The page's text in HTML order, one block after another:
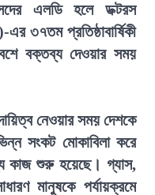
এলডি হলে ডক্টরস
৩৭তম প্রতিষ্ঠাবার্ষিকী
বক্তব্য দেওয়ার সময়
নেওয়ার সময় দেশকে
সংকট মোকাবিলা করে
কাজ শুরু হয়েছে। গ্যাস,
মানুষকে পর্যায়ক্রমে